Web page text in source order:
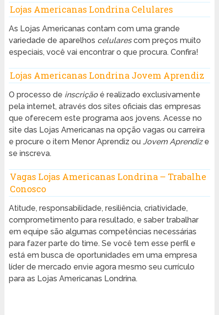
Lojas Americanas Londrina Celulares
As Lojas Americanas contam com uma grande
variedade de aparelhos celularescom preços muito
especiais, você vai encontrar o que procura. Confira!
Lojas Americanas Londrina Jovem Aprendiz
O processo de inscriçãoé realizado exclusivamente
pela internet, através dos sites oficiais das empresas
que oferecem este programa aos jovens. Acesse no
site das Lojas Americanas na opção vagas ou carreira
e procure o item Menor Aprendiz ou Jovem Aprendize
se inscreva.
Vagas Lojas Americanas Londrina – Trabalhe
Conosco
Atitude, responsabilidade, resiliência, criatividade,
comprometimento para resultado, e saber trabalhar
em equipe são algumas competências necessárias
para fazer parte do time. Se você tem esse perfil e
está em busca de oportunidades em uma empresa
líder de mercado envie agora mesmo seu currículo
para as Lojas Americanas Londrina.